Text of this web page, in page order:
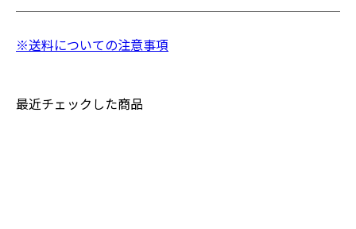
※送料についての注意事項
最近チェックした商品